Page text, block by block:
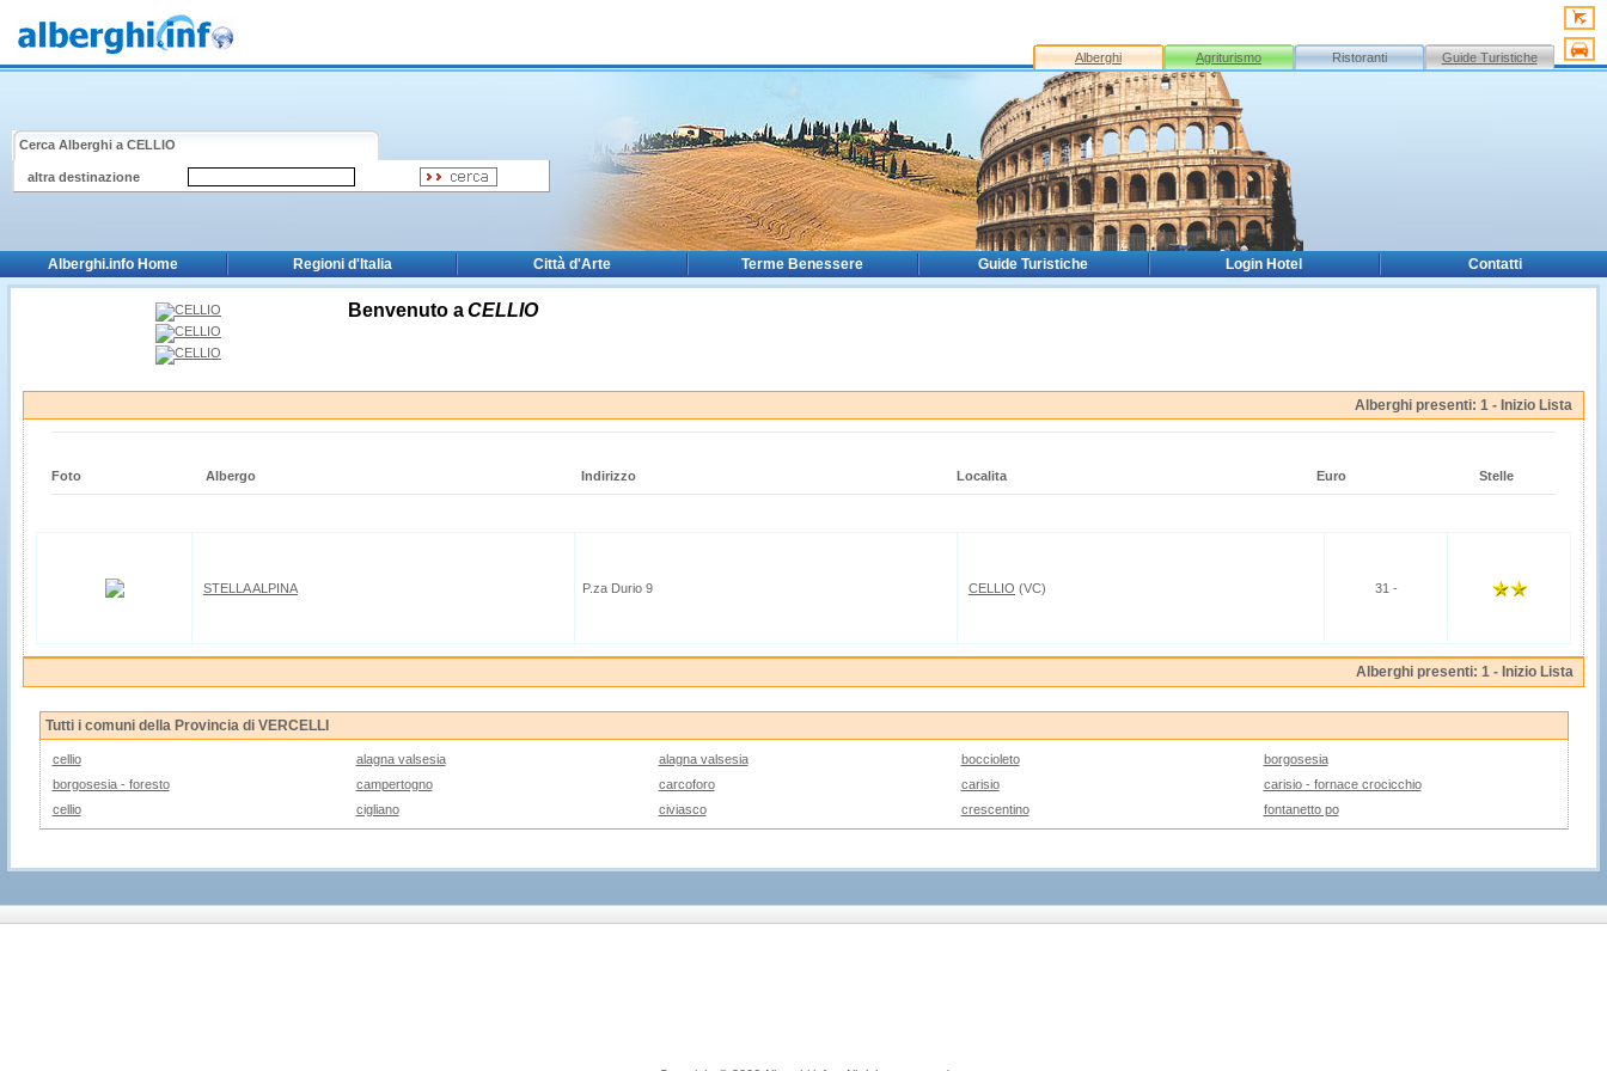
Alberghi Agriturismo Ristoranti Guide Turistiche
Cerca Alberghi a CELLIO
altra destinazione
Alberghi.info Home Regioni d'Italia Città d'Arte Terme Benessere Guide Turistiche Login Hotel Contatti
Benvenuto a CELLIO
Alberghi presenti: 1 - Inizio Lista
Foto Albergo Indirizzo Localita Euro Stelle
STELLA ALPINA P.za Durio 9 CELLIO (VC) 31 -
Alberghi presenti: 1 - Inizio Lista
Tutti i comuni della Provincia di VERCELLI
cellio alagna valsesia alagna valsesia boccioleto
borgosesia
borgosesia - foresto
campertogno carcoforo carisio
carisio - fornace crocicchio
cellio
cigliano civiasco crescentino fontanetto po